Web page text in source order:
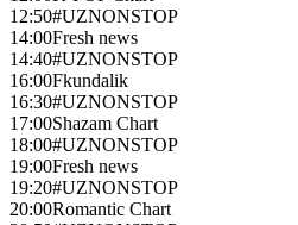
12:50#UZNONSTOP
14:00Fresh news
14:40#UZNONSTOP
16:00Fkundalik
16:30#UZNONSTOP
17:00Shazam Chart
18:00#UZNONSTOP
19:00Fresh news
19:20#UZNONSTOP
20:00Romantic Chart